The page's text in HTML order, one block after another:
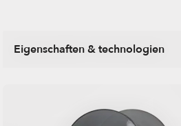
Eigenschaften & technologien